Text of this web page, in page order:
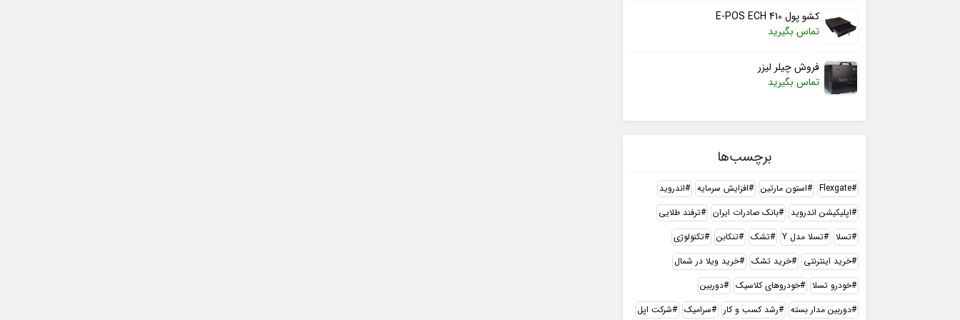
کشو پول E-POS ECH 410
تماس بگیرید
فروش چیلر لیزر
تماس بگیرید
برچسب‌ها
Flexgate استون مارتین افزایش سرمایه
اندروید
اپلیکیشن اندروید
بانک صادرات ایران
ترفند طلایی
تسلا
تسلا مدل Y تشک تنکابن
تکنولوژی
خرید اینترنتی
خرید تشک
خرید ویلا در شمال
خودرو تسلا
خودروهای کلاسیک
دوربین
دوربین مدار بسته
رشد کسب و کار سرامیک شرکت اپل